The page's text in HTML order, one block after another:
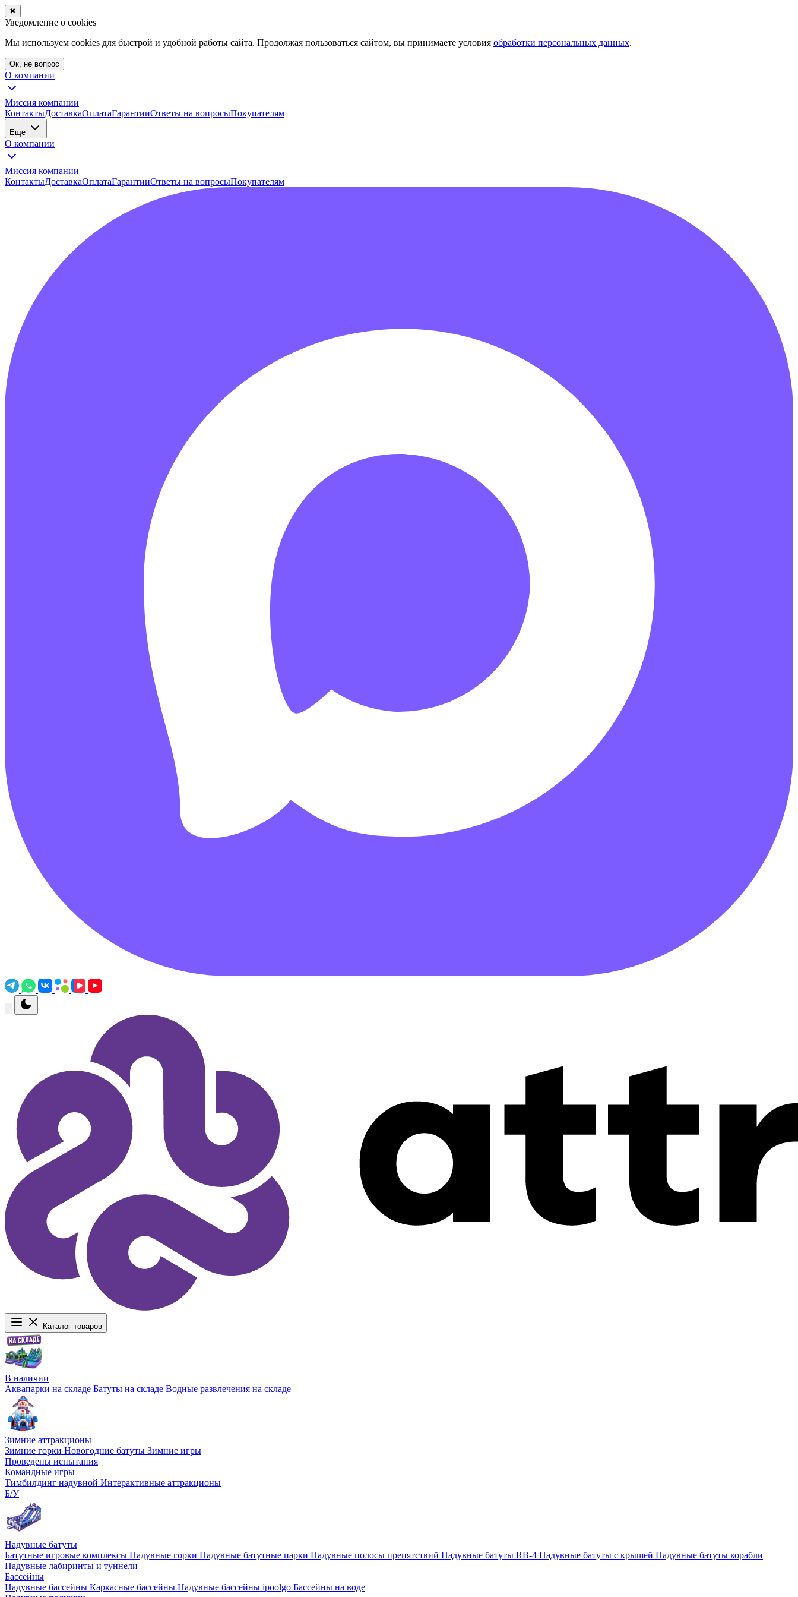
✖
Уведомление о cookies
Мы используем cookies для быстрой и удобной работы сайта. Продолжая пользоваться сайтом, вы принимаете условия обработки персональных данных.
Ок, не вопрос
О компании
Миссия компании
КонтактыДоставкаОплатаГарантииОтветы на вопросыПокупателям
Еще
О компании
Миссия компании
КонтактыДоставкаОплатаГарантииОтветы на вопросыПокупателям
Каталог товаров
В наличии
Аквапарки на складе Батуты на складе Водные развлечения на складе
Зимние аттракционы
Зимние горки Новогодние батуты Зимние игры
Проведены испытания
Командные игры
Тимбилдинг надувной Интерактивные аттракционы
Б/У
Надувные батуты
Батутные игровые комплексы Надувные горки Надувные батутные парки Надувные полосы препятствий Надувные батуты RB-4 Надувные батуты с крышей Надувные батуты корабли
Надувные лабиринты и туннели
Бассейны
Надувные бассейны Каркасные бассейны Надувные бассейны ipoolgo Бассейны на воде